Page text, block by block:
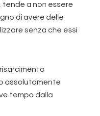
a non essere
di avere delle
senza che essi
assolutamente
tempo dalla